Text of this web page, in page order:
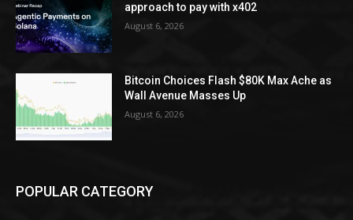
approach to pay with x402
August 6, 2026
Bitcoin Choices Flash $80K Max Ache as
Wall Avenue Masses Up
August 6, 2026
POPULAR CATEGORY